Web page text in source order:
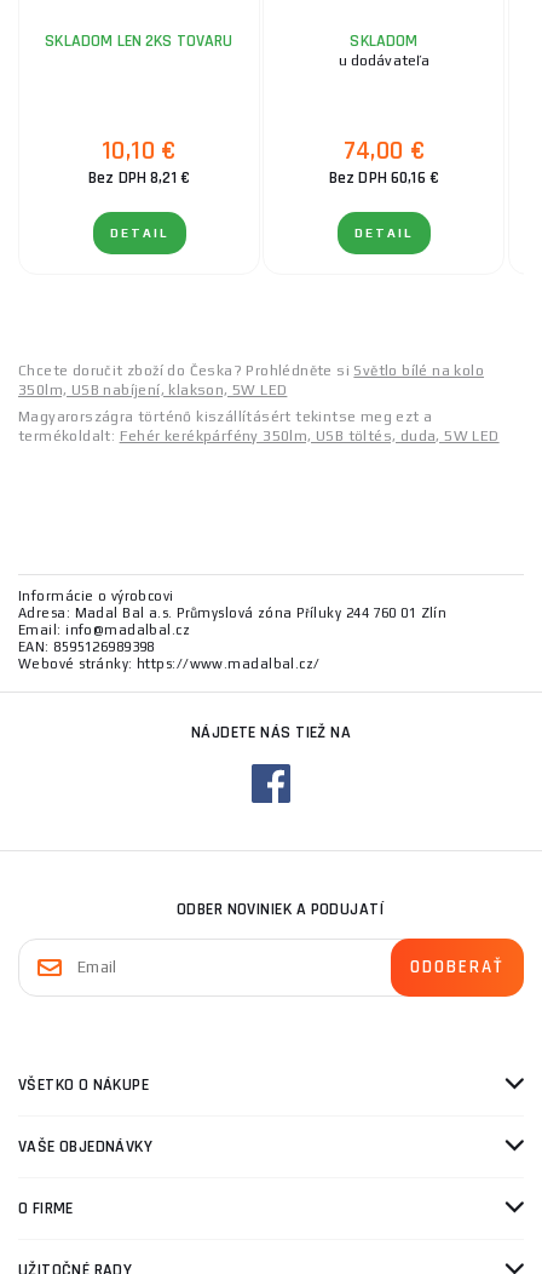
SKLADOM LEN 2KS TOVARU
10,10 €
Bez DPH 8,21 €
DETAIL
SKLADOM
u dodávateľa
74,00 €
Bez DPH 60,16 €
DETAIL
Chcete doručit zboží do Česka? Prohlédněte si Světlo bílé na kolo
350lm, USB nabíjení, klakson, 5W LED
Magyarországra történő kiszállításért tekintse meg ezt a
termékoldalt: Fehér kerékpárfény 350lm, USB töltés, duda, 5W LED
Informácie o výrobcovi
Adresa: Madal Bal a.s. Průmyslová zóna Příluky 244 760 01 Zlín
Email: info@madalbal.cz
EAN: 8595126989398
Webové stránky: https://www.madalbal.cz/
NÁJDETE NÁS TIEŽ NA
ODBER NOVINIEK A PODUJATÍ
VŠETKO O NÁKUPE
VAŠE OBJEDNÁVKY
O FIRME